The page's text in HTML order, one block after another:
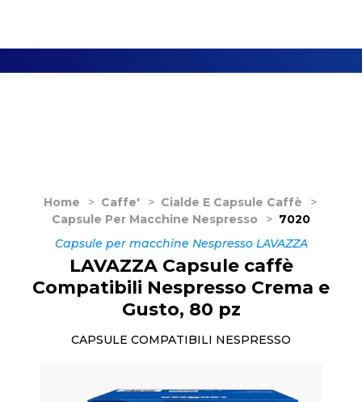
Home > Caffe' > Cialde E Capsule Caffè
>
Capsule Per Macchine Nespresso
> 7020
Capsule per macchine Nespresso LAVAZZA
LAVAZZA Capsule caffè
Compatibili Nespresso Crema e
Gusto, 80 pz
CAPSULE COMPATIBILI NESPRESSO